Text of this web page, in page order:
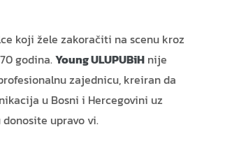
koji žele zakoračiti na scenu kroz
godina.Young ULUPUBiH nije
zajednicu, kreiran da
u Bosni i Hercegovini uz
upravo vi.